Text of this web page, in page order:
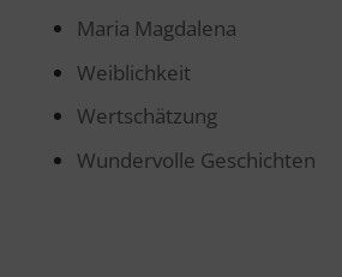
Maria Magdalena
Weiblichkeit
Wertschätzung
Wundervolle Geschichten